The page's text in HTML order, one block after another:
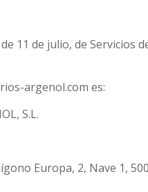
11 de julio, de Servicios
argenol.com es:
S.L.
Europa, 2, Nave 1,